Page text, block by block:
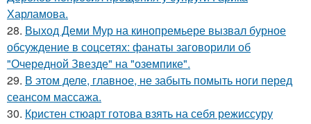
Харламова.
28. Выход Деми Мур на кинопремьере вызвал бурное
обсуждение в соцсетях: фанаты заговорили об
"Очередной Звезде" на "оземпике".
29. В этом деле, главное, не забыть помыть ноги перед
сеансом массажа.
30. Кристен стюарт готова взять на себя режиссуру